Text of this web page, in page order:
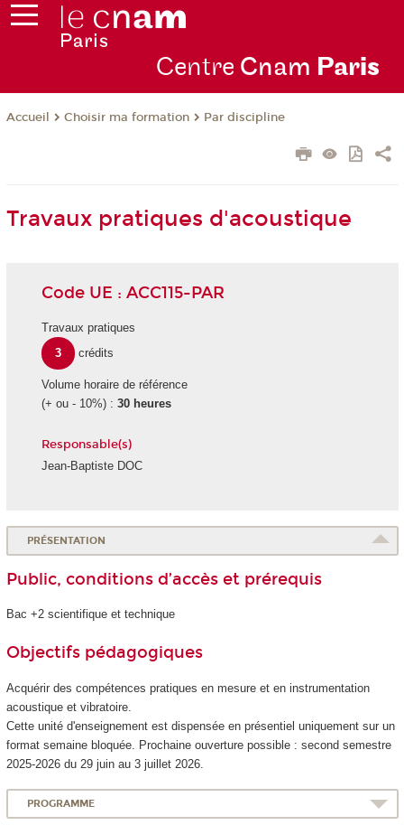
Centre Cnam Paris
Accueil Choisir ma formation Par discipline
Travaux pratiques d'acoustique
Code UE : ACC115-PAR
Travaux pratiques
3
crédits
Volume horaire de référence
(+ ou - 10%) : 30 heures
Responsable(s)
Jean-Baptiste DOC
PRÉSENTATION
Public, conditions d’accès et prérequis
Bac +2 scientifique et technique
Objectifs pédagogiques
Acquérir des compétences pratiques en mesure et en instrumentation
acoustique et vibratoire.
Cette unité d'enseignementest dispensée en présentiel uniquement sur un
format semaine bloquée. Prochaine ouverture possible : second semestre
2025-2026 du 29 juin au 3 juillet 2026.
PROGRAMME